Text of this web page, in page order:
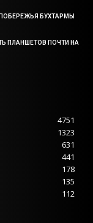
БУХТАРМЫ
ПЛАНШЕТОВ ПОЧТИ НА
4751
1323
631
441
178
135
112